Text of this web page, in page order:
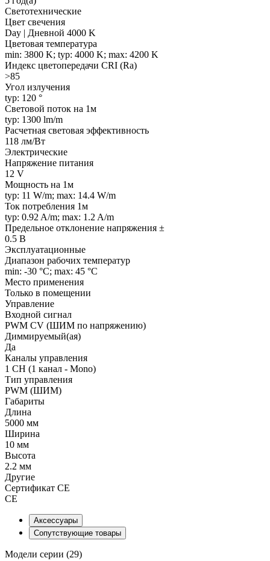
Светотехнические
Цвет свечения
Day | Дневной 4000 K
Цветовая температура
min: 3800 K; typ: 4000 K; max: 4200 K
Индекс цветопередачи CRI (Ra)
>85
Угол излучения
typ: 120 °
Световой поток на 1м
typ: 1300 lm/m
Расчетная световая эффективность
118 лм/Вт
Электрические
Напряжение питания
12 V
Мощность на 1м
typ: 11 W/m; max: 14.4 W/m
Ток потребления 1м
typ: 0.92 A/m; max: 1.2 A/m
Предельное отклонение напряжения ±
0.5 В
Эксплуатационные
Диапазон рабочих температур
min: -30 °C; max: 45 °C
Место применения
Только в помещении
Управление
Входной сигнал
PWM СV (ШИМ по напряжению)
Диммируемый(ая)
Да
Каналы управления
1 CH (1 канал - Mono)
Тип управления
PWM (ШИМ)
Габариты
Длина
5000 мм
Ширина
10 мм
Высота
2.2 мм
Другие
Сертификат CE
CE
Аксессуары
Сопутствующие товары
Модели серии (29)